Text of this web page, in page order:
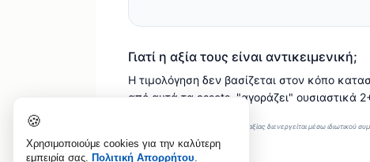
Γιατί η αξία τους είναι αντικειμενική;
Η τιμολόγηση δεν βασίζεται στον κόπο
από αυτά τα assets, "αγοράζει" ουσιαστικά
*Η εξαγορά ψηφιακών assets υψηλής αξίας διενεργείται μέσω ιδιωτικού
🍪
Χρησιμοποιούμε cookies για την καλύτερη
εμπειρία σας. Πολιτική Απορρήτου.